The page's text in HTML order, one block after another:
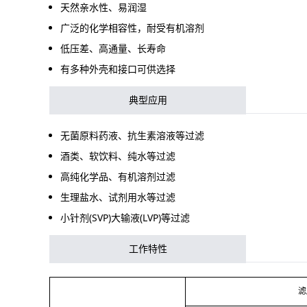
天然亲水性、易润湿
广泛的化学相容性，耐受有机溶剂
低压差、高通量、长寿命
有多种外壳和接口可供选择
典型应用
无菌原料药液、抗生素溶液等过滤
酒类、软饮料、纯水等过滤
高纯化学品、有机溶剂过滤
生理盐水、试剂用水等过滤
小针剂(SVP)大输液(LVP)等过滤
工作特性